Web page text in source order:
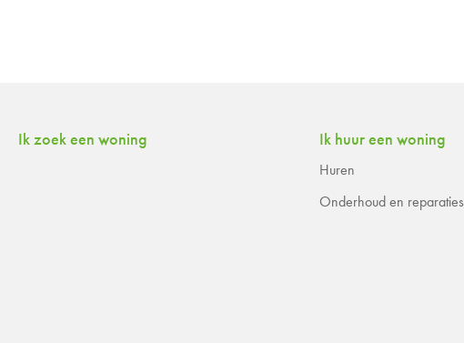
Contactinformatie
Ik zoek een woning Ik huur een woning
Huren
Onderhoud en reparaties